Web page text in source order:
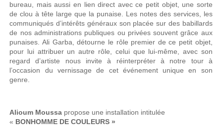
bureau, mais aussi en lien direct avec ce petit objet, une sorte
de clou à tête large que la punaise. Les notes des services, les
communiqués d’intérêts généraux son placée sur des babillards
de nos administrations publiques ou privées souvent grâce aux
punaises. Ali Garba, détourne le rôle premier de ce petit objet,
pour lui attribuer un autre rôle, celui que lui-même, avec son
regard d’artiste nous invite à réinterpréter à notre tour à
l’occasion du vernissage de cet événement unique en son
genre.
Alioum Moussa propose une installation intitulée
« BONHOMME DE COULEURS »